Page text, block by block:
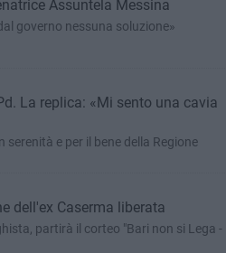
Assuntela Messina
governo nessuna soluzione»
La replica: «Mi sento una cavia
e per il bene della Regione
dell'ex Caserma liberata
partirà il corteo "Bari non si Lega -